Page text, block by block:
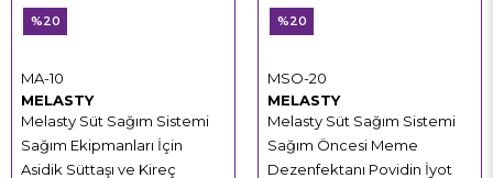
MELASTY
Melasty Süt Sağım Sistemi
Sağım Ekipmanları İçin
Asidik Süttaşı ve Kireç
MA-10
%20
MELASTY
Melasty Süt Sağım Sistemi
Sağım Öncesi Meme
Dezenfektanı Povidin İyot
MSO-20
%20